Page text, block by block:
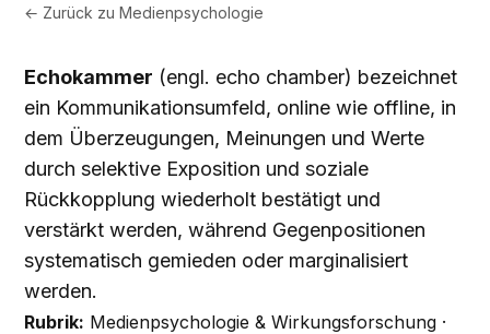
← Zurück zuMedienpsychologie
Echokammer (engl. echo chamber) bezeichnet
ein Kommunikationsumfeld, online wie offline, in
dem Überzeugungen, Meinungen und Werte
durch selektive Exposition und soziale
Rückkopplung wiederholt bestätigt und
verstärkt werden, während Gegenpositionen
systematisch gemieden oder marginalisiert
werden.
Rubrik: Medienpsychologie & Wirkungsforschung ·